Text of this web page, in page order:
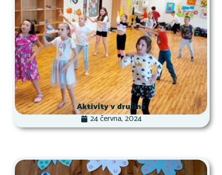
Aktivity v družině
24 června, 2024